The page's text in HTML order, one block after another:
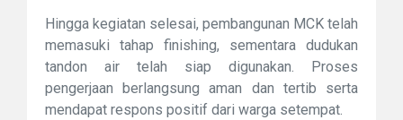
Hingga kegiatan selesai, pembangunan MCK telah
memasuki tahap finishing, sementara dudukan
tandon air telah siap digunakan. Proses
pengerjaan berlangsung aman dan tertib serta
mendapat respons positif dari warga setempat.